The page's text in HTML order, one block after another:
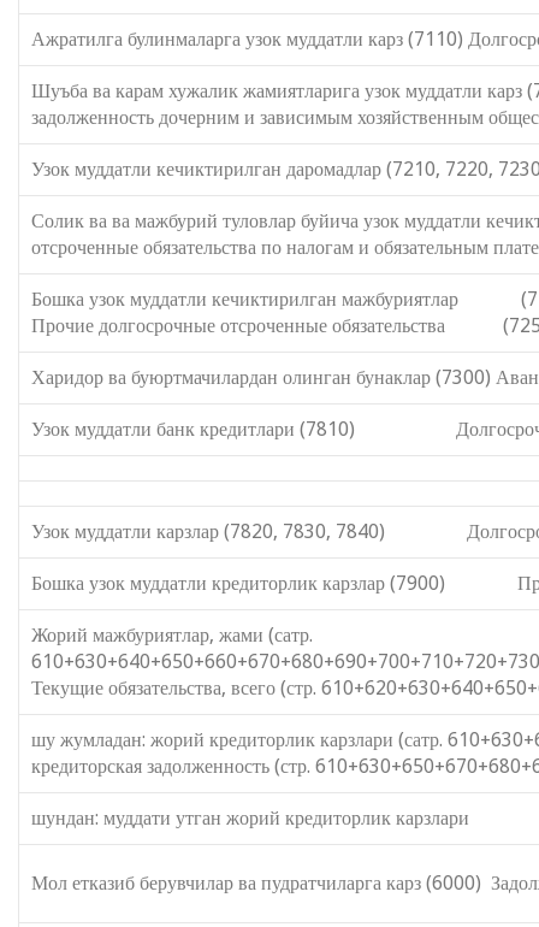
Ажратилга булинмаларга узок муддатли карз (7110)
Шуъба ва карам хужалик
задолженность дочерним и зависимым хозяйственным
Узок муддатли кечиктирилган даромадлар (7210, 7220,
Солик ва ва мажбурий туловлар буйича узок
отсроченные обязательства по налогам и обязательным
Бошка узок муддатли
Прочие долгосрочные отсроченные обязательства
Харидор ва буюртмачилардан олинган бунаклар (7300)
Узок муддатли банк кредитлари (7810)
Узок муддатли карзлар (7820, 7830, 7840)
Бошка узок муддатли кредиторлик карзлар (7900)
Жорий мажбуриятлар, жами (сатр.
Текущие обязательства, всего (стр.
шу жумладан: жорий кредиторлик карзлари (сатр.
кредиторская задолженность (стр.
шундан: муддати утган жорий кредиторлик карзлари из
Мол етказиб берувчилар ва пудратчиларга карз (6000)